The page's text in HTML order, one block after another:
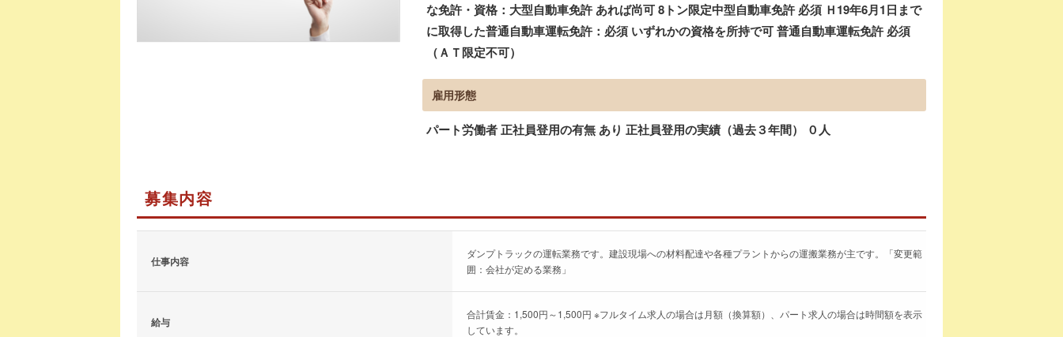
な免許・資格：大型自動車免許 あれば尚可 8トン限定中型自動車免許 必須 Ｈ19年6月1日まで
に取得した普通自動車運転免許：必須 いずれかの資格を所持で可 普通自動車運転免許 必須
（ＡＴ限定不可）
雇用形態
パート労働者 正社員登用の有無 あり 正社員登用の実績（過去３年間） ０人
募集内容
仕事内容
ダンプトラックの運転業務です。建設現場への材料配達や各種プラントからの運搬業務が主です。「変更範
囲：会社が定める業務」
給与
合計賃金：1,500円～1,500円 ※フルタイム求人の場合は月額（換算額）、パート求人の場合は時間額を表示
しています。